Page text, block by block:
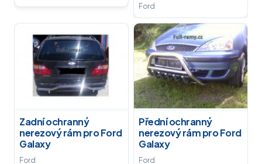
Ford
Zadní ochranný
nerezový rám pro Ford
Galaxy
Ford
Přední ochranný
nerezový rám pro Ford
Galaxy
Ford